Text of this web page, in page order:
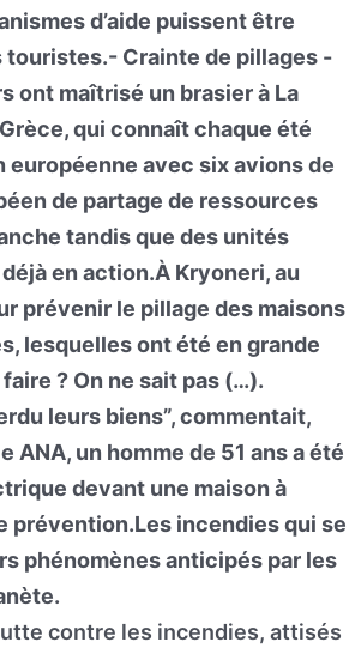
d’aide puissent être
touristes.- Crainte de pillages -
ont maîtrisé un brasier à La
qui connaît chaque été
européenne avec six avions de
de partage de ressources
tandis que des unités
en action.À Kryoneri, au
prévenir le pillage des maisons
lesquelles ont été en grande
? On ne sait pas (…).
leurs biens”, commentait,
ANA, un homme de 51 ans a été
devant une maison à
prévention.Les incendies qui se
phénomènes anticipés par les
contre les incendies, attisés